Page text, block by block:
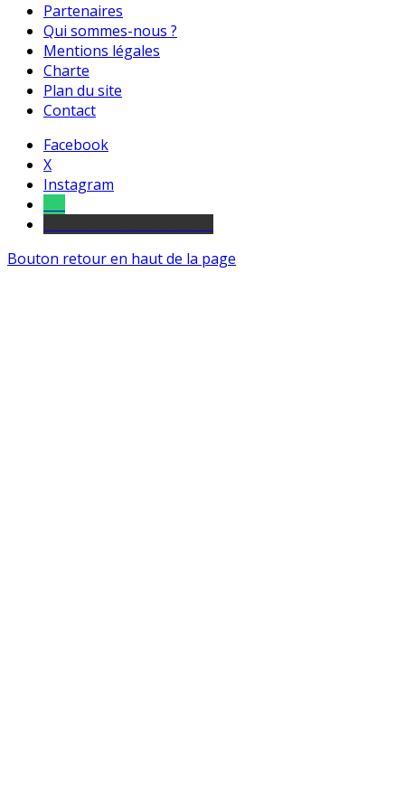
Partenaires
Qui sommes-nous ?
Mentions légales
Charte
Plan du site
Contact
Facebook
X
Instagram
Bouton retour en haut de la page